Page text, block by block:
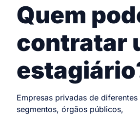
Quem
contratar
Empresas privadas de
segmentos, órgãos públicos,